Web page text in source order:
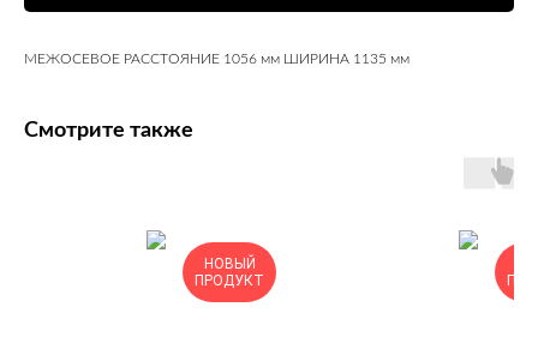
МЕЖОСЕВОЕ РАССТОЯНИЕ 1056 мм ШИРИНА 1135 мм
Смотрите также
НОВЫЙ
ПРОДУКТ